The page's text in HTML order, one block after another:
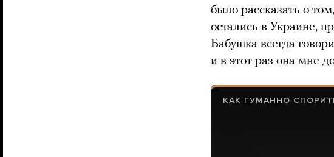
было рассказать о
остались в Украине,
Бабушка всегда
и в этот раз она мне
КАК ГУМАННО